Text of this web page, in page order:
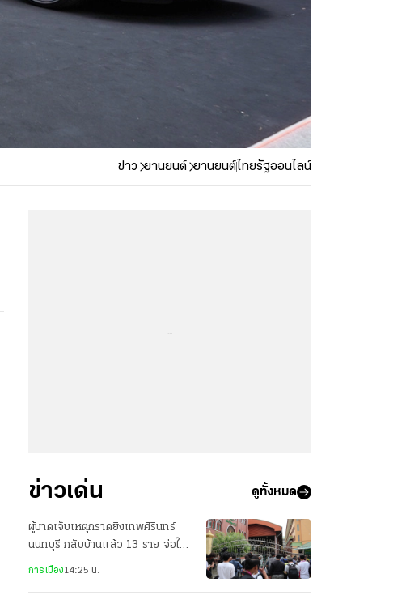
ข่าว ยานยนต์ ยานยนต์ไทยรัฐออนไลน์
ข่าวเด่น ดูทั้งหมด
ผู้บาดเจ็บเหตุกราดยิงเทพศิรินทร์
นนทบุรี กลับบ้านแล้ว 13 ราย จ่อให้
กลับอีก 2 ราย
การเมือง14:25 น.